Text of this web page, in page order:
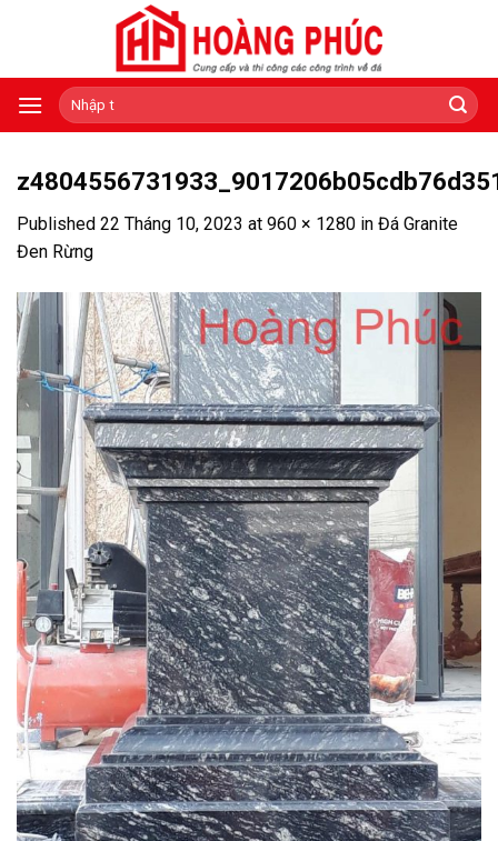
Tìm
kiếm:
Published 22 Tháng 10, 2023 at 960 × 1280 in Đá Granite
Đen Rừng